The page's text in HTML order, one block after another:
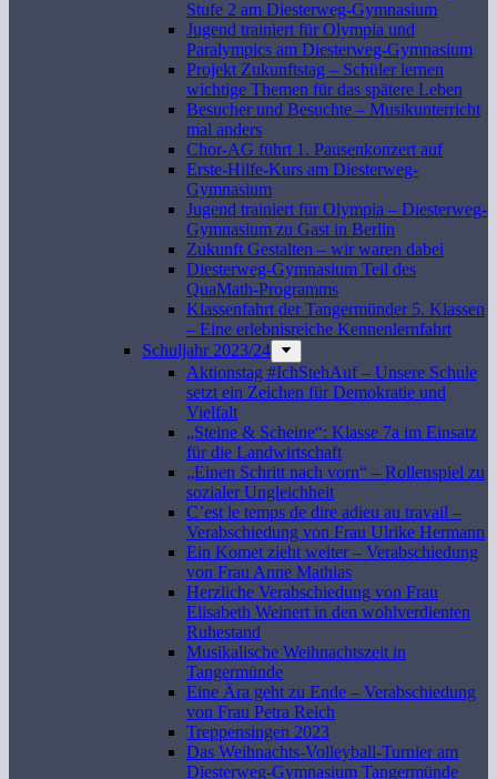
Stufe 2 am Diesterweg-Gymnasium
Jugend trainiert für Olympia und
Paralympics am Diesterweg-Gymnasium
Projekt Zukunftstag – Schüler lernen
wichtige Themen für das spätere Leben
Besucher und Besuchte – Musikunterricht
mal anders
Chor-AG führt 1. Pausenkonzert auf
Erste-Hilfe-Kurs am Diesterweg-
Gymnasium
Jugend trainiert für Olympia – Diesterweg-
Gymnasium zu Gast in Berlin
Zukunft Gestalten – wir waren dabei
Diesterweg-Gymnasium Teil des
QuaMath-Programms
Klassenfahrt der Tangermünder 5. Klassen
– Eine erlebnisreiche Kennenlernfahrt
Schuljahr 2023/24
Aktionstag #IchStehAuf – Unsere Schule
setzt ein Zeichen für Demokratie und
Vielfalt
„Steine & Scheine“: Klasse 7a im Einsatz
für die Landwirtschaft
„Einen Schritt nach vorn“ – Rollenspiel zu
sozialer Ungleichheit
C’est le temps de dire adieu au travail –
Verabschiedung von Frau Ulrike Hermann
Ein Komet zieht weiter – Verabschiedung
von Frau Anne Mathias
Herzliche Verabschiedung von Frau
Elisabeth Weinert in den wohlverdienten
Ruhestand
Musikalische Weihnachtszeit in
Tangermünde
Eine Ära geht zu Ende – Verabschiedung
von Frau Petra Reich
Treppensingen 2023
Das Weihnachts-Volleyball-Turnier am
Diesterweg-Gymnasium Tangermünde